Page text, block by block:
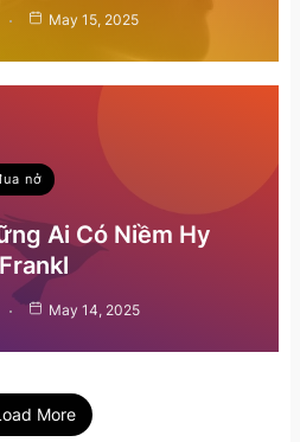
May 15, 2025
nở
Ai Có Niềm Hy
May 14, 2025
More